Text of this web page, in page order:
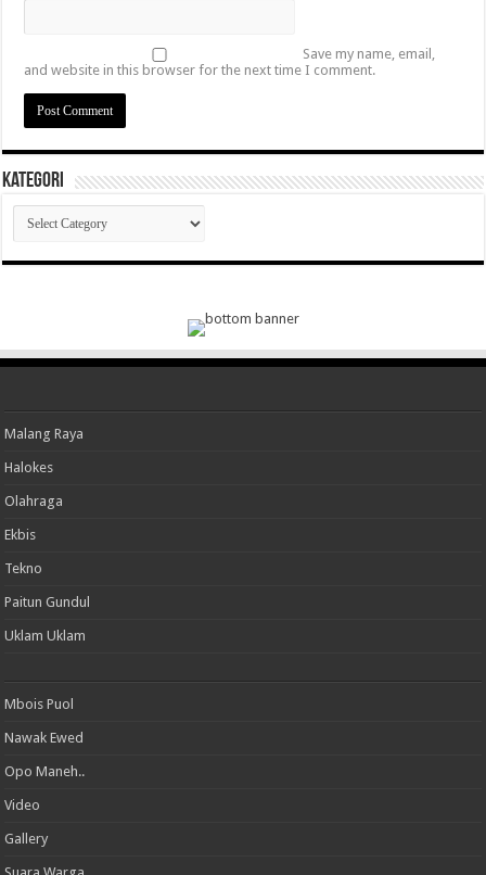
Save my name, email,
and website in this browser for the next time I comment.
Kategori
Kategori
Malang Raya
Halokes
Olahraga
Ekbis
Tekno
Paitun Gundul
Uklam Uklam
Mbois Puol
Nawak Ewed
Opo Maneh..
Video
Gallery